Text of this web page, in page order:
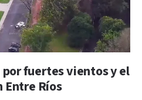
fuertes vientos y el
Entre Ríos